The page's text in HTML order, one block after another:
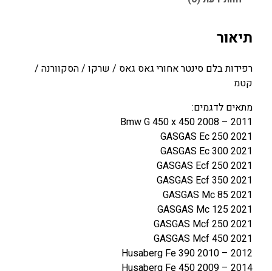
ו
ת
ל
ם
ס
י
נ
ט
ר
א
ח
ו
ר
י
K
T
תיאור
רפידות בלם סינטר אחורי גאס גאס / שרקו / הסקוורנה /
קטמ
מתאים לדגמים:
Bmw G 450 x 450 2008 – 2011
GASGAS Ec 250 2021
GASGAS Ec 300 2021
GASGAS Ecf 250 2021
GASGAS Ecf 350 2021
GASGAS Mc 85 2021
GASGAS Mc 125 2021
GASGAS Mcf 250 2021
GASGAS Mcf 450 2021
Husaberg Fe 390 2010 – 2012
Husaberg Fe 450 2009 – 2014